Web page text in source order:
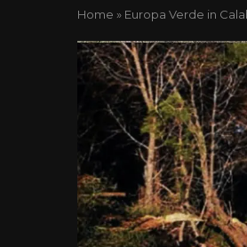
Home » Europa Verde in